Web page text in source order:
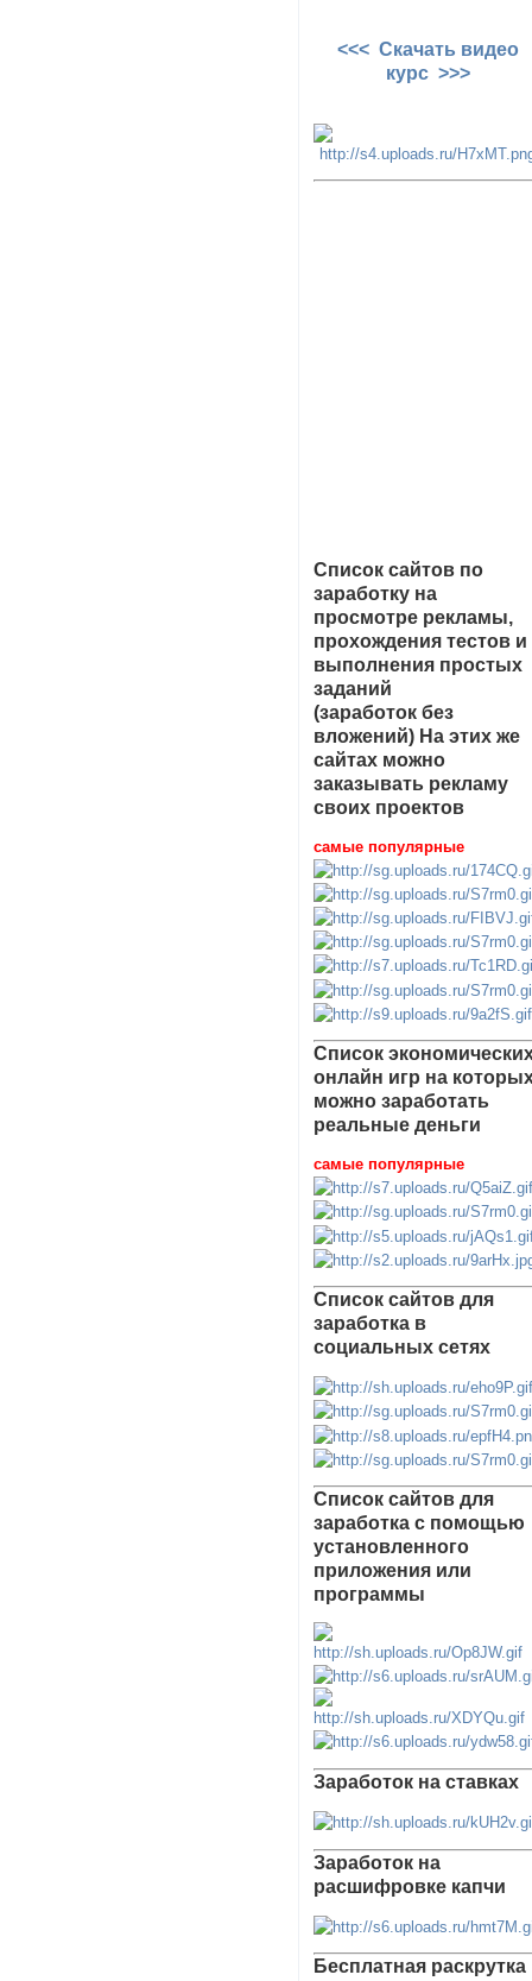
<<< Скачать видео
курс >>>
Список сайтов по
заработку на
просмотре рекламы,
прохождения тестов и
выполнения простых
заданий
(заработок без
вложений) На этих же
сайтах можно
заказывать рекламу
своих проектов
самые популярные
Список
онлайн игр на
можно заработать
реальные деньги
самые популярные
Список сайтов для
заработка в
социальных сетях
Список сайтов для
заработка с помощью
установленного
приложения или
программы
Заработок на ставках
Заработок на
расшифровке капчи
Бесплатная раскрутка